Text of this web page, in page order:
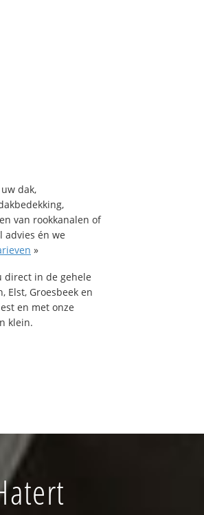
dak,
van rookkanalen of
advies én we
»
in de gehele
Elst, Groesbeek en
en met onze
klein.